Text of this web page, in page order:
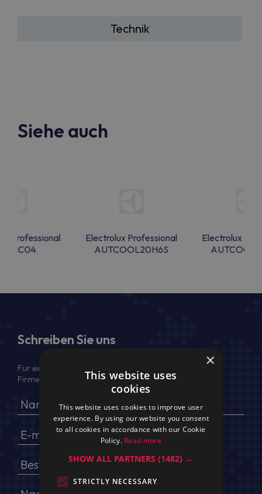
Technik
Siehe auch
Professional
Electrolux Professional
AUTCOOL20H6S
Electrolux
Schreiben Sie uns
Für ein Angebot geben Sie bitte Ihren voller Namen,
Firmendaten, USt.-IdNr. und Lieferadresse an
×
This website uses
cookies
This website uses cookies to improve user
experience. By using our website you consent
to all cookies in accordance with our Cookie
Policy. Read more
SHOW ALL PARTNERS(1482) →
STRICTLY NECESSARY